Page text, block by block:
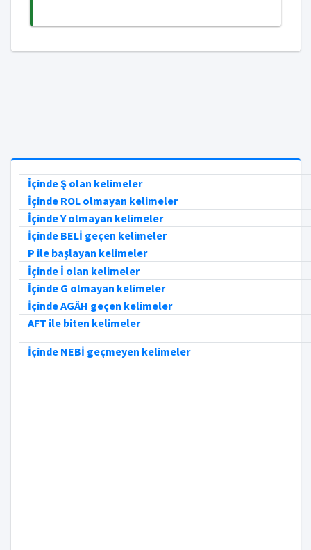
İçinde Ş olan kelimeler
İçinde ROL olmayan kelimeler
İçinde Y olmayan kelimeler
İçinde BELİ geçen kelimeler
P ile başlayan kelimeler
İçinde İ olan kelimeler
İçinde G olmayan kelimeler
İçinde AGÂH geçen kelimeler
AFT ile biten kelimeler
İçinde NEBİ geçmeyen kelimeler